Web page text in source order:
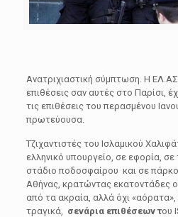
Ανατριχιαστική σύμπτωση. Η
επιθέσεις σαν αυτές στο Παρίσι,
τις επιθέσεις του περασμένου
πρωτεύουσα.
Τζιχαντιστές του Ισλαμικού
ελληνικό υπουργείο, σε εφορία,
στάδιο ποδοσφαίρου και σε πάρκο
Αθήνας, κρατώντας εκατοντάδες
από τα ακραία, αλλά όχι
τραγικά, σενάρια επιθέσεων του